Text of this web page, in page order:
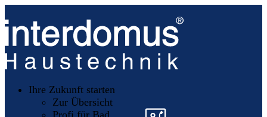
Ihre Zukunft starten
Zur Übersicht
»